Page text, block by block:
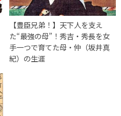
【豊臣兄弟！】天下人を支え
た“最強の母”！秀吉・秀長を女
手一つで育てた母・仲（坂井真
紀）の生涯